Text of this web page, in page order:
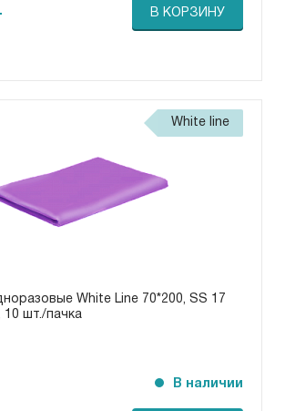
В КОРЗИНУ
White line
White Line 70*200, SS 17
шт./пачка
В наличии